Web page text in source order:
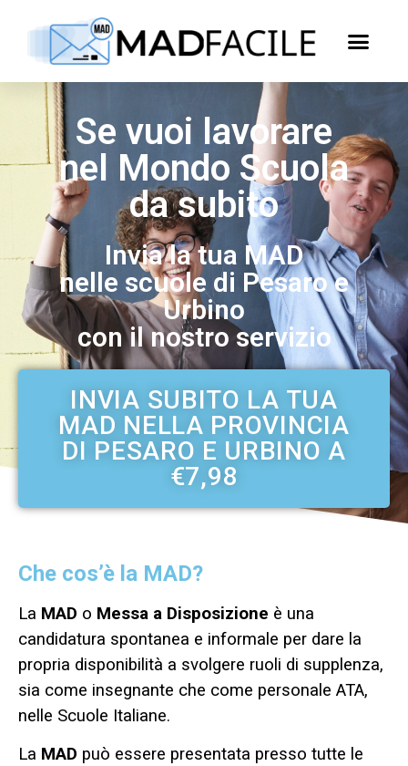
Se vuoi lavorare
nel Mondo Scuola
da subito
Invia la tua MAD
nelle scuole di Pesaro e
Urbino
con il nostro servizio
INVIA SUBITO LA TUA
MAD NELLA PROVINCIA
DI PESARO E URBINO A
€7,98
Che cos’è la MAD?
La MAD o Messa a Disposizione è una
candidatura spontanea e informale per dare la
propria disponibilità a svolgere ruoli di supplenza,
sia come insegnante che come personale ATA,
nelle Scuole Italiane.
La MAD può essere presentata presso tutte le